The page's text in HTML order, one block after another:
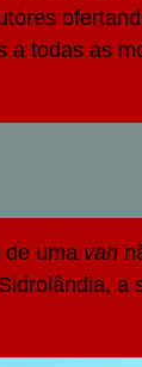
a todas as
de uma van
a